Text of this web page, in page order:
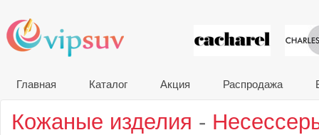
VIP
Главная Каталог Акция Распродажа
Кожаные изделия -